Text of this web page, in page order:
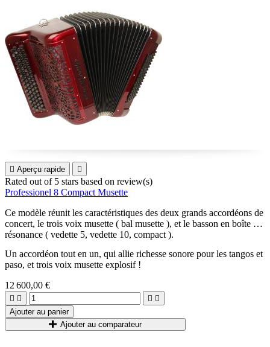
 Aperçu rapide 
Rated out of 5 stars based on review(s)
Professionel 8 Compact Musette
Ce modèle réunit les caractéristiques des deux grands accordéons de
concert, le trois voix musette ( bal musette ), et le basson en boîte de
résonance ( vedette 5, vedette 10, compact ).
Un accordéon tout en un, qui allie richesse sonore pour les tangos et
paso, et trois voix musette explosif !
12 600,00 €
   
Ajouter au panier
Ajouter au comparateur